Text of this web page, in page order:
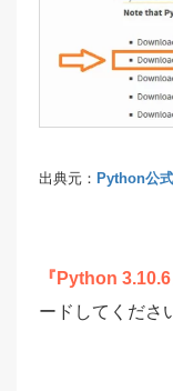
出典元： Python公
『Python 3.10.6
ードしてくださ